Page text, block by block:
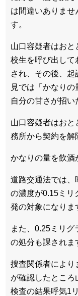
は間違いありま
す。
山口容疑者はおと
校生を呼び出して
され、その後、
見では「かなりの
自分の甘さが招い
山口容疑者はお
務所から契約を解
かなりの量を飲酒
道路交通法では、
の濃度が0.15ミリ
発の対象になりま
また、0.25ミリ
の処分も課されま
捜査関係者により
が確認したところ
検査の結果呼気1